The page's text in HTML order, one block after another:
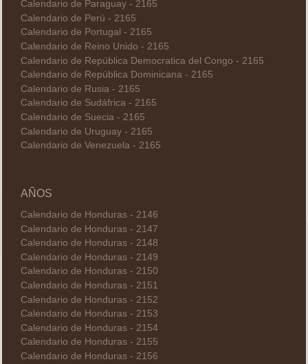
Calendario de Paraguay - 2165
Calendario de Perú - 2165
Calendario de Portugal - 2165
Calendario de Reino Unido - 2165
Calendario de República Democratica del Congo - 2165
Calendario de República Dominicana - 2165
Calendario de Rusia - 2165
Calendario de Sudáfrica - 2165
Calendario de Suecia - 2165
Calendario de Uruguay - 2165
Calendario de Venezuela - 2165
AÑOS
Calendario de Honduras - 2146
Calendario de Honduras - 2147
Calendario de Honduras - 2148
Calendario de Honduras - 2149
Calendario de Honduras - 2150
Calendario de Honduras - 2151
Calendario de Honduras - 2152
Calendario de Honduras - 2153
Calendario de Honduras - 2154
Calendario de Honduras - 2155
Calendario de Honduras - 2156